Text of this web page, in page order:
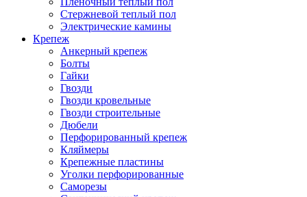
Стержневой теплый пол
Электрические камины
Крепеж
Анкерный крепеж
Болты
Гайки
Гвозди
Гвозди кровельные
Гвозди строительные
Дюбели
Перфорированный крепеж
Кляймеры
Крепежные пластины
Уголки перфорированные
Саморезы